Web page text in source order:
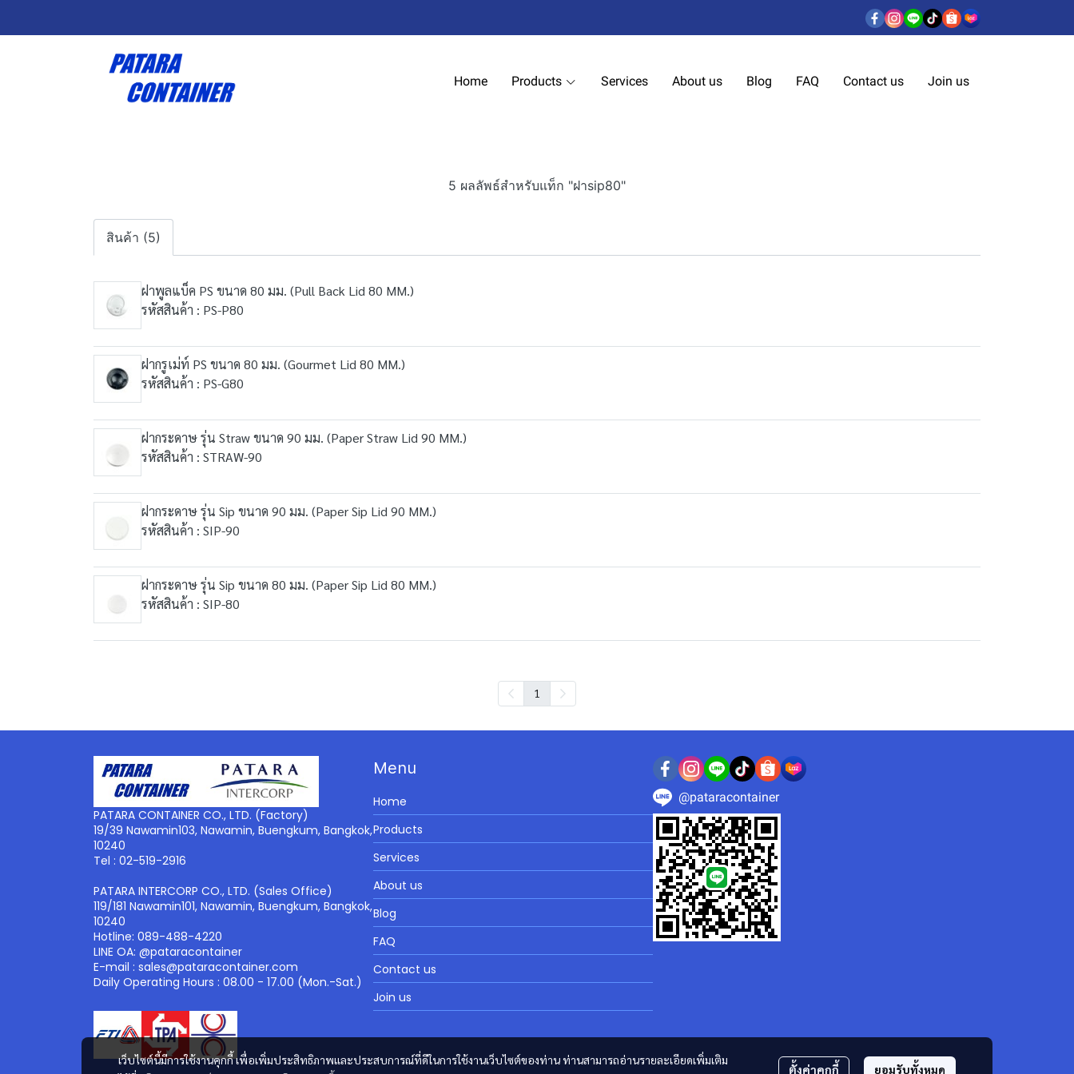
Home Products Services About us Blog FAQ Contact us Join us
5 ผลลัพธ์สำหรับแท็ก "ฝาsip80"
สินค้า (5)
ฝาพูลแบ็ค PS ขนาด 80 มม. (Pull Back Lid 80 MM.)
รหัสสินค้า : PS-P80
ฝากรูเม่ท์ PS ขนาด 80 มม. (Gourmet Lid 80 MM.)
รหัสสินค้า : PS-G80
ฝากระดาษ รุ่น Straw ขนาด 90 มม. (Paper Straw Lid 90 MM.)
รหัสสินค้า : STRAW-90
ฝากระดาษ รุ่น Sip ขนาด 90 มม. (Paper Sip Lid 90 MM.)
รหัสสินค้า : SIP-90
ฝากระดาษ รุ่น Sip ขนาด 80 มม. (Paper Sip Lid 80 MM.)
รหัสสินค้า : SIP-80
1
เว็บไซต์นี้มีการใช้งานคุกกี้ เพื่อเพิ่มประสิทธิภาพและประสบการณ์ที่ดีในการใช้งานเว็บไซต์ของท่าน ท่านสามารถอ่านรายละเอียดเพิ่มเติม
ตั้งค่าคุกกี้ ยอมรับทั้งหมด
PATARA CONTAINER CO., LTD. (Factory)
19/39 Nawamin103, Nawamin, Buengkum, Bangkok,
10240
Tel : 02-519-2916
PATARA INTERCORP CO., LTD. (Sales Office)
119/181 Nawamin101, Nawamin, Buengkum, Bangkok,
10240
Hotline: 089-488-4220
LINE OA: @pataracontainer
E-mail : sales@pataracontainer.com
Daily Operating Hours : 08.00 - 17.00 (Mon.-Sat.)
Menu
Home
Products
Services
About us
Blog
FAQ
Contact us
Join us
@pataracontainer